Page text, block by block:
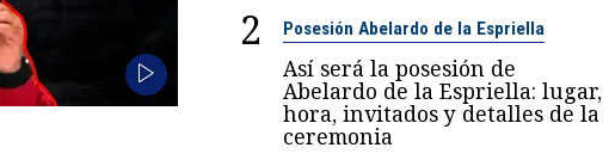
2 Posesión Abelardo de la Espriella
Así será la posesión de
Abelardo de la Espriella: lugar,
hora, invitados y detalles de la
ceremonia